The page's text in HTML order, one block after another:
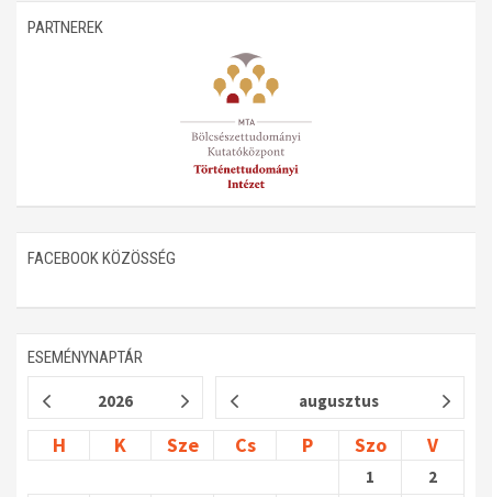
PARTNEREK
FACEBOOK KÖZÖSSÉG
ESEMÉNYNAPTÁR
2026 augusztus
H K Sze Cs P Szo V
1
2